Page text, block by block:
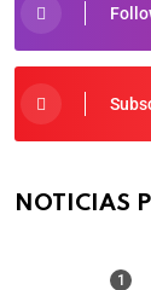
NOTICIAS